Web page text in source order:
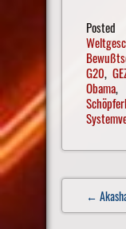
G20,
Obama,
Post
navigation
←